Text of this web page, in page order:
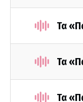
Τα
Τα
Τα